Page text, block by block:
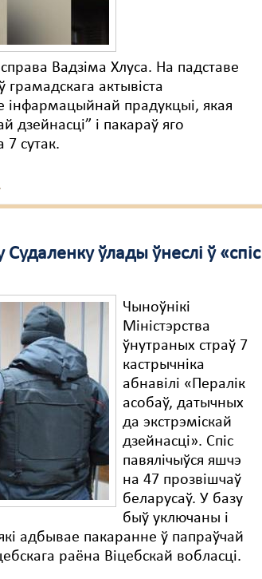
Вадзіма Хлуса. На падставе
актывіста
інфармацыйнай прадукцыі, якая
дзейнасці” і пакараў яго
сутак.
ўлады ўнеслі ў «спіс
Чыноўнікі
Міністэрства
ўнутраных страў 7
кастрычніка
абнавілі «Пералік
асобаў, датычных
да экстрэміскай
дзейнасці». Спіс
павялічыўся яшчэ
на 47 прозвішчаў
беларусаў. У базу
быў уключаны і
адбывае пакаранне ў папраўчай
раёна Віцебскай вобласці.